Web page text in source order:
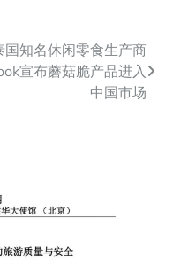
国知名休闲零食生产商
宣布蘑菇脆产品进入
中国市场